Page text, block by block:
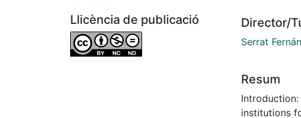
Llicència de publicació Director/
Serrat
Resum
institutions